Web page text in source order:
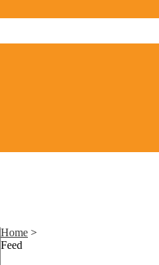
Home >
Feed